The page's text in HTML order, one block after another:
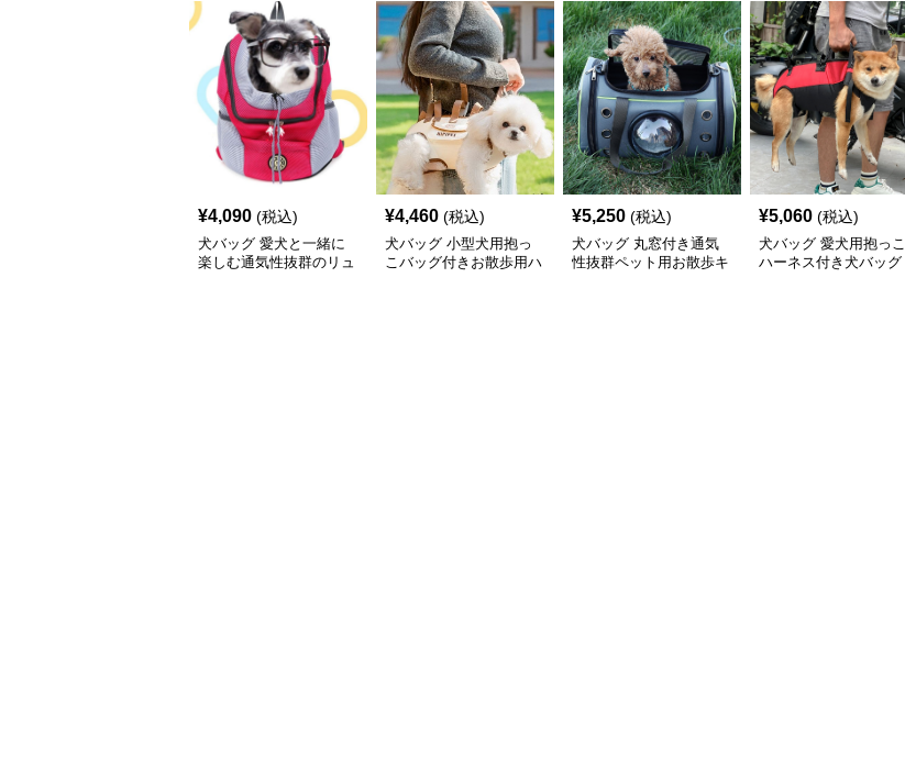
¥4,090 (税込)
犬バッグ 愛犬と一緒に
楽しむ通気性抜群のリュ
¥4,460 (税込)
犬バッグ 小型犬用抱っ
こバッグ付きお散歩用ハ
¥5,250 (税込)
犬バッグ 丸窓付き通気
性抜群ペット用お散歩キ
¥5,060 (税込)
犬バッグ 愛犬用抱っこ
ハーネス付き犬バッグ